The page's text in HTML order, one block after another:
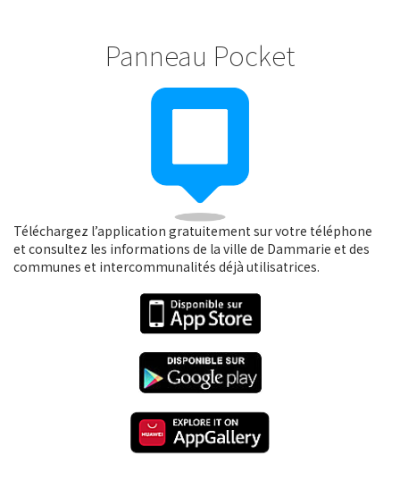
Panneau Pocket
Téléchargez l’application gratuitement sur votre téléphone
et consultez les informations de la ville de Dammarie et des
communes et intercommunalités déjà utilisatrices.